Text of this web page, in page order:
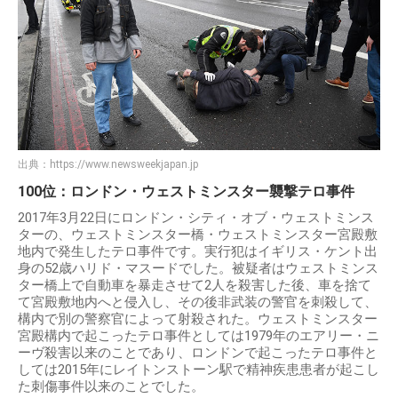
出典： https://www.newsweekjapan.jp
100位：ロンドン・ウェストミンスター襲撃テロ事件
2017年3月22日にロンドン・シティ・オブ・ウェストミンス
ターの、ウェストミンスター橋・ウェストミンスター宮殿敷
地内で発生したテロ事件です。実行犯はイギリス・ケント出
身の52歳ハリド・マスードでした。被疑者はウェストミンス
ター橋上で自動車を暴走させて2人を殺害した後、車を捨て
て宮殿敷地内へと侵入し、その後非武装の警官を刺殺して、
構内で別の警察官によって射殺された。ウェストミンスター
宮殿構内で起こったテロ事件としては1979年のエアリー・ニ
ーヴ殺害以来のことであり、ロンドンで起こったテロ事件と
しては2015年にレイトンストーン駅で精神疾患患者が起こし
た刺傷事件以来のことでした。